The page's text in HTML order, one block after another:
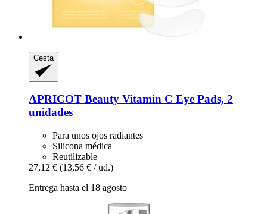
Cesta
APRICOT Beauty Vitamin C Eye Pads, 2
unidades
Para unos ojos radiantes
Silicona médica
Reutilizable
27,12 € (13,56 € / ud.)
Entrega hasta el 18 agosto